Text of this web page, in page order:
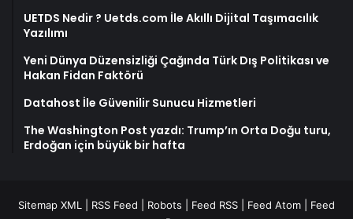
UETDS Nedir ? Uetds.com İle Akıllı Dijital Taşımacılık
Yazılımı
Yeni Dünya Düzensizliği Çağında Türk Dış Politikası ve
Hakan Fidan Faktörü
Datahost İle Güvenilir Sunucu Hizmetleri
The Washington Post yazdı: Trump’ın Orta Doğu turu,
Erdoğan için büyük bir hafta
Sitemap XML RSS Feed Robots Feed RSS Feed Atom
Feed